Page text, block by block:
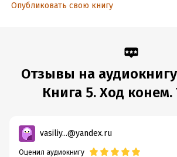
Опубликовать свою книгу
Отзывы на
Книга 5. Ход конем.
vasiliy...@yandex.ru
Оценил аудиокнигу